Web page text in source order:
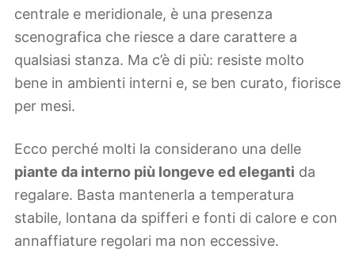
centrale e meridionale, è una presenza
scenografica che riesce a dare carattere a
qualsiasi stanza. Ma c’è di più: resiste molto
bene in ambienti interni e, se ben curato, fiorisce
per mesi.
Ecco perché molti la considerano una delle
piante da interno più longeve ed eleganti da
regalare. Basta mantenerla a temperatura
stabile, lontana da spifferi e fonti di calore e con
annaffiature regolari ma non eccessive.